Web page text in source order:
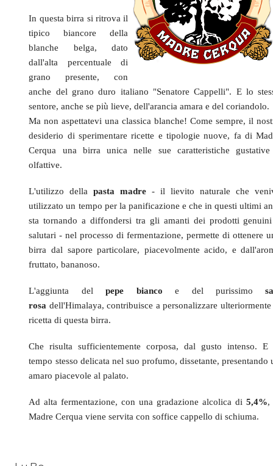
In questa birra si ritrova il
tipico biancore della
blanche belga, dato
dall'alta percentuale di
grano presente, con
anche del grano duro italiano "Senatore Cappelli". E lo
sentore, anche se più lieve, dell'arancia amara e del coriandolo.
Ma non aspettatevi una classica blanche! Come sempre, il
desiderio di sperimentare ricette e tipologie nuove, fa di
Cerqua una birra unica nelle sue caratteristiche
olfattive.
L'utilizzo dellapasta madre- il lievito naturale che
utilizzato un tempo per la panificazione e che in questi ultimi
sta tornando a diffondersi tra gli amanti dei prodotti
salutari - nel processo di fermentazione, permette di ottenere
birra dal sapore particolare, piacevolmente acido, e
fruttato, bananoso.
L'aggiunta delpepe bianco e del purissimo
rosa dell'Himalaya, contribuisce a personalizzare ulteriormente
ricetta di questa birra.
Che risulta sufficientemente corposa, dal gusto intenso. E
tempo stesso delicata nel suo profumo, dissetante, presentando
amaro piacevole al palato.
Ad alta fermentazione, con una gradazione alcolica di5,4%,
Madre Cerqua viene servita con soffice cappello di schiuma.